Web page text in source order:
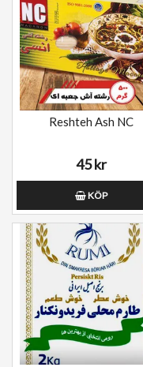
Reshteh Ash NC
45 kr
KÖP